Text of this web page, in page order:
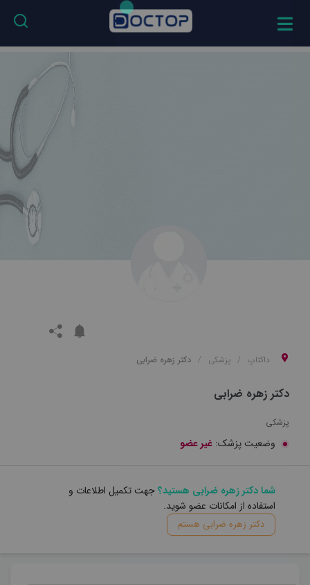
داکتاپ پزشکی دکتر زهره ضرابی
دکتر زهره ضرابی
پزشکی
وضعیت پزشک: غیر عضو
شما دکتر زهره ضرابی هستید؟جهت تکمیل اطلاعات و
استفاده از امکانات عضو شوید.
دکتر زهره ضرابی هستم